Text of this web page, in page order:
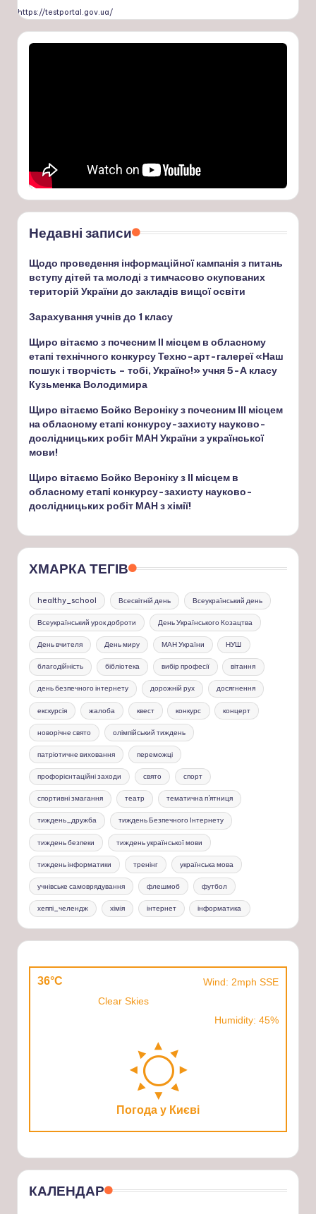
https://testportal.gov.ua/
Недавні записи
Щодо проведення інформаційної кампанія з питань
вступу дітей та молоді з тимчасово окупованих
територій України до закладів вищої освіти
Зарахування учнів до 1 класу
Щиро вітаємо з почесним ІІ місцем в обласному
етапі технічного конкурсу Техно-арт-галереї «Наш
пошук і творчість – тобі, Україно!» учня 5-А класу
Кузьменка Володимира
Щиро вітаємо Бойко Вероніку з почесним ІІІ місцем
на обласному етапі конкурсу-захисту науково-
дослідницьких робіт МАН України з української
мови!
Щиро вітаємо Бойко Вероніку з ІІ місцем в
обласному етапі конкурсу-захисту науково-
дослідницьких робіт МАН з хімії!
ХМАРКА ТЕГІВ
healthy_school Всесвітній день Всеукраїнський день
Всеукраїнський урок доброти День Українського Козацтва
День вчителя День миру МАН України НУШ
благодійність бібліотека вибір професії вітання
день безпечного інтернету дорожній рух досягнення
екскурсія жалоба квест конкурс концерт
новорічне свято олімпійський тиждень
патріотичне виховання переможці
профорієнтаційні заходи свято спорт
спортивні змагання театр тематична п'ятниця
тиждень_дружба тиждень Безпечного Інтернету
тиждень безпеки тиждень української мови
тиждень інформатики тренінг українська мова
учнівське самоврядування флешмоб футбол
хеппі_челендж хімія інтернет інформатика
36°C
Wind: 2mph SSE
Clear Skies
Humidity: 45%
Погода у Києві
КАЛЕНДАР